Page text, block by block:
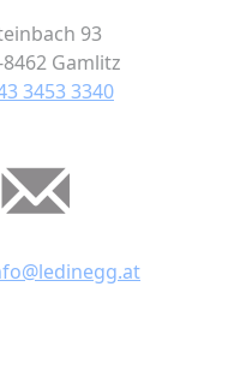
93
8462 Gamlitz
3453 3340